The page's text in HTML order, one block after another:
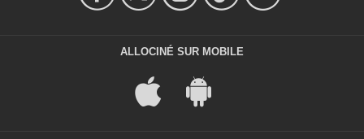
ALLOCINÉ SUR MOBILE